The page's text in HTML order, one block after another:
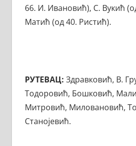
66. И. Ивановић), С. Вукић
Матић (од 40. Ристић).
РУТЕВАЦ: Здравковић, В.
Тодоровић, Бошковић,
Митровић, Миловановић,
Станојевић.